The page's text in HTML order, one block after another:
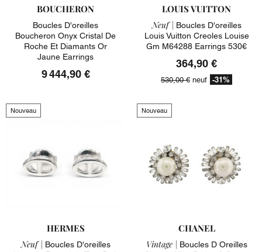
BOUCHERON
Boucles D'oreilles
Boucheron Onyx Cristal De
Roche Et Diamants Or
Jaune Earrings
9 444,90 €
LOUIS VUITTON
Neuf | Boucles D'oreilles
Louis Vuitton Creoles Louise
Gm M64288 Earrings 530€
364,90 €
530,00 € neuf -31%
Nouveau
HERMES
Neuf | Boucles D'oreilles
Nouveau
CHANEL
Vintage | Boucles D Oreilles